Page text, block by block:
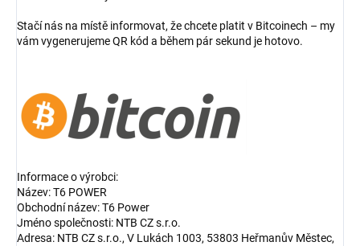
Stačí nás na místě informovat, že chcete platit v Bitcoinech – my
vám vygenerujeme QR kód a během pár sekund je hotovo.
Informace o výrobci:
Název: T6 POWER
Obchodní název: T6 Power
Jméno společnosti: NTB CZ s.r.o.
Adresa: NTB CZ s.r.o., V Lukách 1003, 53803 Heřmanův Městec,